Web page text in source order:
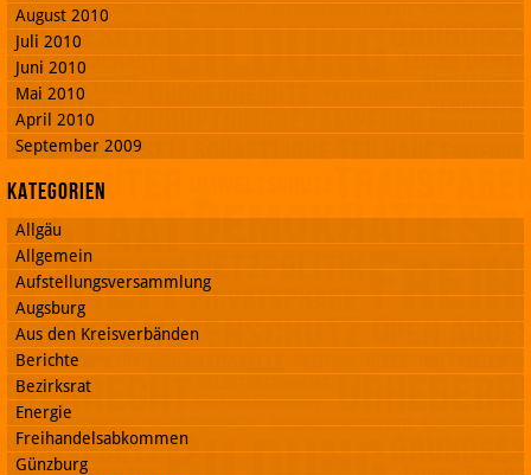
August 2010
Juli 2010
Juni 2010
Mai 2010
April 2010
September 2009
Kategorien
Allgäu
Allgemein
Aufstellungsversammlung
Augsburg
Aus den Kreisverbänden
Berichte
Bezirksrat
Energie
Freihandelsabkommen
Günzburg